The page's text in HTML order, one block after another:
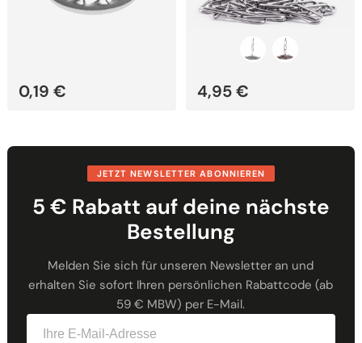
0,19 € 4,95€
JETZT NEWSLETTER ABONNIEREN
5 € Rabatt auf deine nächste
Bestellung
Melden Sie sich für unseren Newsletter an und
erhalten Sie sofort Ihren persönlichen Rabattcode (ab
59 € MBW) per E-Mail.